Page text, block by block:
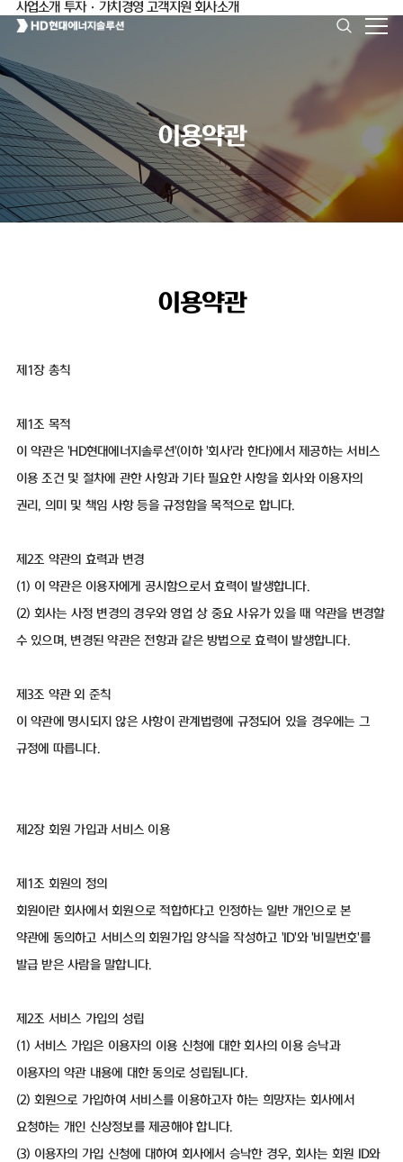
사업소개 투자·가치경영 고객지원 회사소개
이용약관
이용약관
제1장 총칙
제1조 목적
이 약관은 'HD현대에너지솔루션'(이하 '회사'라 한다)에서 제공하는 서비스
이용 조건 및 절차에 관한 사항과 기타 필요한 사항을 회사와 이용자의
권리, 의미 및 책임 사항 등을 규정함을 목적으로 합니다.
제2조 약관의 효력과 변경
(1) 이 약관은 이용자에게 공시함으로서 효력이 발생합니다.
(2) 회사는 사정 변경의 경우와 영업 상 중요 사유가 있을 때 약관을 변경할
수 있으며, 변경된 약관은 전항과 같은 방법으로 효력이 발생합니다.
제3조 약관 외 준칙
이 약관에 명시되지 않은 사항이 관계법령에 규정되어 있을 경우에는 그
규정에 따릅니다.
제2장 회원 가입과 서비스 이용
제1조 회원의 정의
회원이란 회사에서 회원으로 적합하다고 인정하는 일반 개인으로 본
약관에 동의하고 서비스의 회원가입 양식을 작성하고 'ID'와 '비밀번호'를
발급 받은 사람을 말합니다.
제2조 서비스 가입의 성립
(1) 서비스 가입은 이용자의 이용 신청에 대한 회사의 이용 승낙과
이용자의 약관 내용에 대한 동의로 성립됩니다.
(2) 회원으로 가입하여 서비스를 이용하고자 하는 희망자는 회사에서
요청하는 개인 신상정보를 제공해야 합니다.
(3) 이용자의 가입 신청에 대하여 회사에서 승낙한 경우, 회사는 회원 ID와